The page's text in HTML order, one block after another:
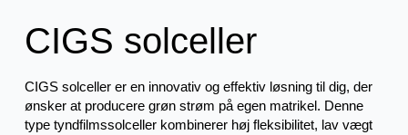
CIGS solceller
CIGS solceller er en innovativ og effektiv løsning til dig, der
ønsker at producere grøn strøm på egen matrikel. Denne
type tyndfilmssolceller kombinerer høj fleksibilitet, lav vægt